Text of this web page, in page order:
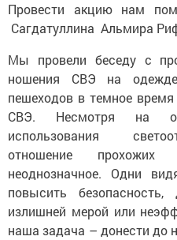
Провести акцию нам
Сагдатуллина Альмира
Мы провели беседу с
ношения СВЭ на
пешеходов в темное
СВЭ. Несмотря на
использования
отношение
неоднозначное. Одни
повысить
излишней мерой или
наша задача – донести